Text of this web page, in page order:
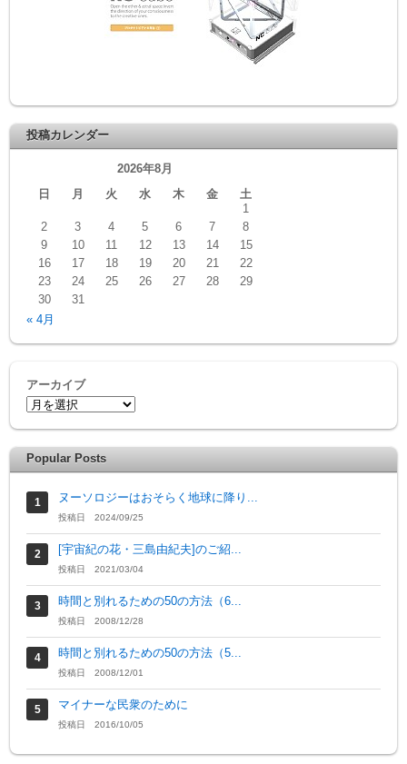
投稿カレンダー
2026年8月
日
月 火 水 木 金
土
1
2
3 4 5 6 7
8
9
10 11 12 13 14
15
16
17 18 19 20 21
22
23
24 25 26 27 28
29
30
31
« 4月
アーカイブ
Popular Posts
ヌーソロジーはおそらく地球に降り...
投稿日 2024/09/25
[宇宙紀の花・三島由紀夫]のご紹...
投稿日 2021/03/04
時間と別れるための50の方法（6...
投稿日 2008/12/28
時間と別れるための50の方法（5...
投稿日 2008/12/01
マイナーな民衆のために
投稿日 2016/10/05